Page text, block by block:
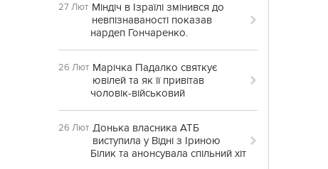
27 Лют Міндіч в Ізраїлі змінився до
невпізнаваності показав
нардеп Гончаренко.
26 Лют Марічка Падалко святкує
ювілей та як її привітав
чоловік-військовий
26 Лют Донька власника АТБ
виступила у Відні з Іриною
Білик та анонсувала спільний хіт